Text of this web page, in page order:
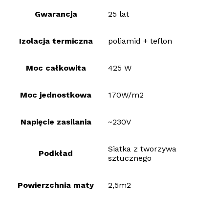
Gwarancja 25 lat
Izolacja termiczna poliamid + teflon
Moc całkowita 425 W
Moc jednostkowa 170W/m2
Napięcie zasilania ~230V
Podkład
Siatka z tworzywa
sztucznego
Powierzchnia maty 2,5m2